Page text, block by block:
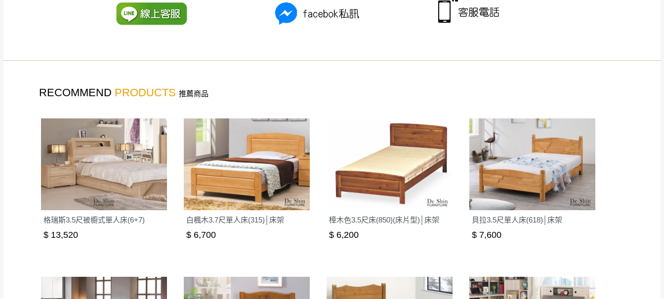
本公司除了盡最大努力完成配送外，視狀況保有出貨的權利。
保護物流人員的工作安全，賣家無提供吊掛服務，若需以吊車或其他的吊掛方式吊運，費用將由買方自行支付。
如遇自然災害、政府宣布之災害警報等不可抗力情事，而危及運送人員輸送之安全，本司得視狀況延後或停止運送服
百貨公司配送暫無法配合開店前、閉店後時段，並送至百貨公司卸貨區為限，恕無法送至指定樓面。
請密切注意。
▪️三日內若未接獲您的匯款或轉帳通知，商品將不予保留(訂單自動取消)。
RECOMMEND PRODUCTS 推薦商品
格瑞斯3.5尺被櫥式單人床(6+7)
$ 13,520
白楓木3.7尺單人床(315)│床架
$ 6,700
樟木色3.5尺床(850)(床片型)│床架
$ 6,200
貝拉3.5尺單人床(618)│床架
$ 7,600